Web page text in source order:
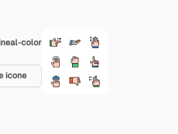
color
icone